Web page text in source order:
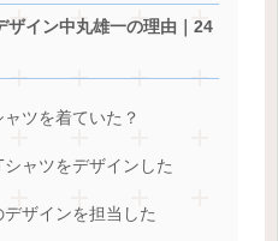
ザイン中丸雄一の理由｜24
ツを着ていた？
ャツをデザインした
ザインを担当した